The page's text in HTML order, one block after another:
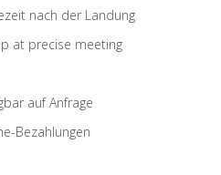
nach der Landung
at precise meeting
auf Anfrage
Bezahlungen